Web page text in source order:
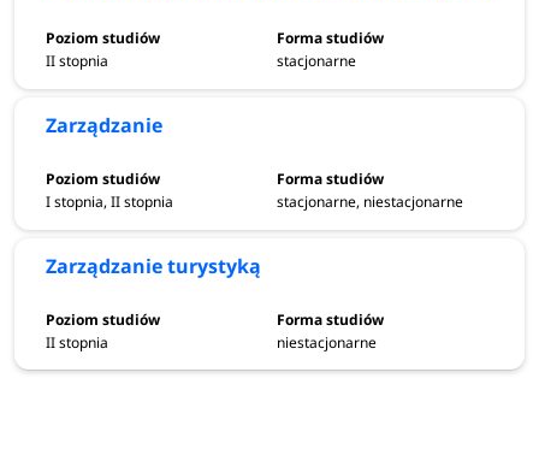
II stopnia stacjonarne
Zarządzanie
I stopnia, II stopnia stacjonarne, niestacjonarne
Zarządzanie turystyką
II stopnia niestacjonarne